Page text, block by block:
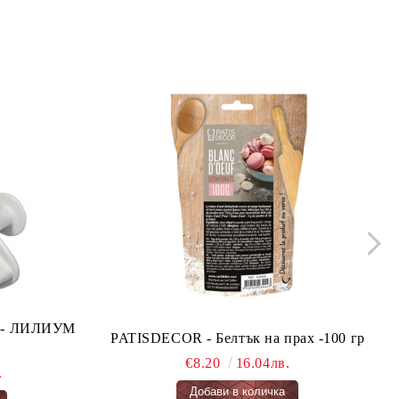
- ЛИЛИУМ
PATISDECOR - Белтък на прах -100 гр
€8.20
16.04лв.